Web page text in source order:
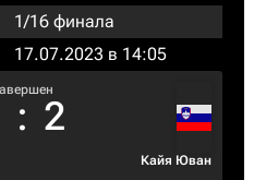
1/16 финала
17.07.2023 в 14:05
: 2
Кайя Юван